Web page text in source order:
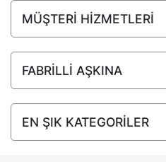
MÜŞTERİ HİZMETLERİ
FABRİLLİ AŞKINA
EN ŞIK KATEGORİLER